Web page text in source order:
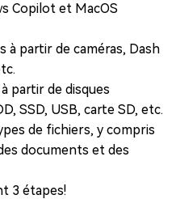
Copilot et MacOS
à partir de caméras, Dash
partir de disques
SSD, USB, carte SD, etc.
de fichiers, y compris
documents et des
3 étapes!